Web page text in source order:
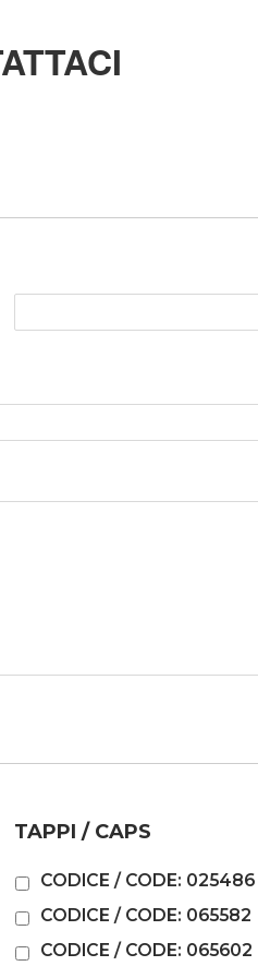
TAPPI / CAPS
CODICE / CODE: 025486
CODICE / CODE: 065582
CODICE / CODE: 065602